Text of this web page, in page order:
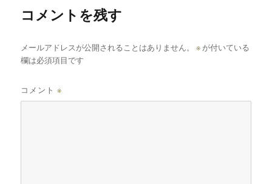
コメントを残す
メールアドレスが公開されることはありません。 ※ が付いている
欄は必須項目です
コメント※